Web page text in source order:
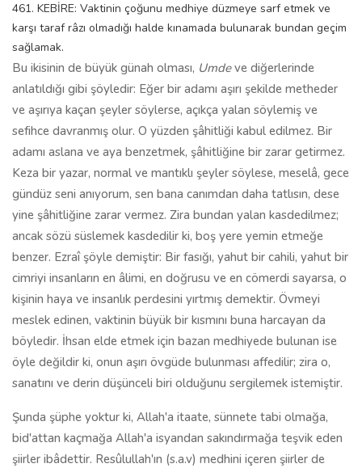
461. KEBİRE: Vaktinin çoğunu medhiye düzmeye sarf etmek ve
karşı taraf râzı olmadığı halde kınamada bulunarak bundan geçim
sağlamak.
Bu ikisinin de büyük günah olması, Umdeve diğerlerinde
anlatıldığı gibi şöyledir: Eğer bir adamı aşırı şekilde metheder
ve aşırıya kaçan şeyler söylerse, açıkça yalan söylemiş ve
sefihce davranmış olur. O yüzden şâhitliği kabul edilmez. Bir
adamı aslana ve aya benzetmek, şâhitliğine bir zarar getirmez.
Keza bir yazar, normal ve mantıklı şeyler söylese, meselâ, gece
gündüz seni anıyorum, sen bana canımdan daha tatlısın, dese
yine şâhitliğine zarar vermez. Zira bundan yalan kasdedilmez;
ancak sözü süslemek kasdedilir ki, boş yere yemin etmeğe
benzer. Ezraî şöyle demiştir: Bir fasığı, yahut bir cahili, yahut bir
cimriyi insanların en âlimi, en doğrusu ve en cömerdi sayarsa, o
kişinin haya ve insanlık perdesini yırtmış demektir. Övmeyi
meslek edinen, vaktinin büyük bir kısmını buna harcayan da
böyledir. İhsan elde etmek için bazan medhiyede bulunan ise
öyle değildir ki, onun aşırı övgüde bulunması affedilir; zira o,
sanatını ve derin düşünceli biri olduğunu sergilemek istemiştir.
Şunda şüphe yoktur ki, Allah'a itaate, sünnete tabi olmağa,
bid'attan kaçmağa Allah'a isyandan sakındırmağa teşvik eden
şiirler ibâdettir. Resûlullah'ın (s.a.v) medhini içeren şiirler de